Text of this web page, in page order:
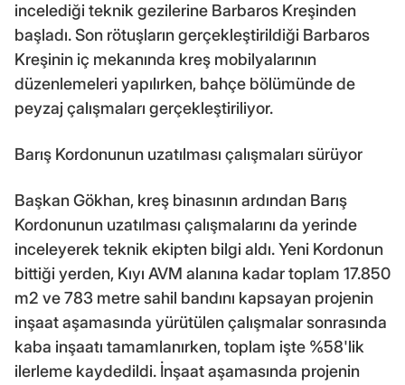
incelediği teknik gezilerine Barbaros Kreşinden
başladı. Son rötuşların gerçekleştirildiği Barbaros
Kreşinin iç mekanında kreş mobilyalarının
düzenlemeleri yapılırken, bahçe bölümünde de
peyzaj çalışmaları gerçekleştiriliyor.
Barış Kordonunun uzatılması çalışmaları sürüyor
Başkan Gökhan, kreş binasının ardından Barış
Kordonunun uzatılması çalışmalarını da yerinde
inceleyerek teknik ekipten bilgi aldı. Yeni Kordonun
bittiği yerden, Kıyı AVM alanına kadar toplam 17.850
m2 ve 783 metre sahil bandını kapsayan projenin
inşaat aşamasında yürütülen çalışmalar sonrasında
kaba inşaatı tamamlanırken, toplam işte %58'lik
ilerleme kaydedildi. İnşaat aşamasında projenin